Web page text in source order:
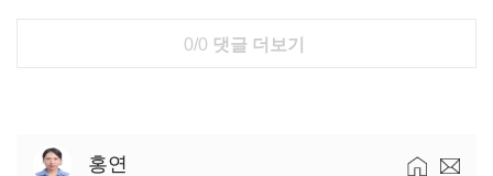
0/0 댓글 더보기
홍연